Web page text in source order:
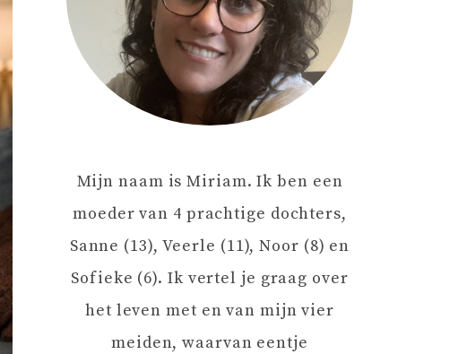
Mijn naam is Miriam. Ik ben een
moeder van 4 prachtige dochters,
Sanne (13), Veerle (11), Noor (8) en
Sofieke (6). Ik vertel je graag over
het leven met en van mijn vier
meiden, waarvan eentje